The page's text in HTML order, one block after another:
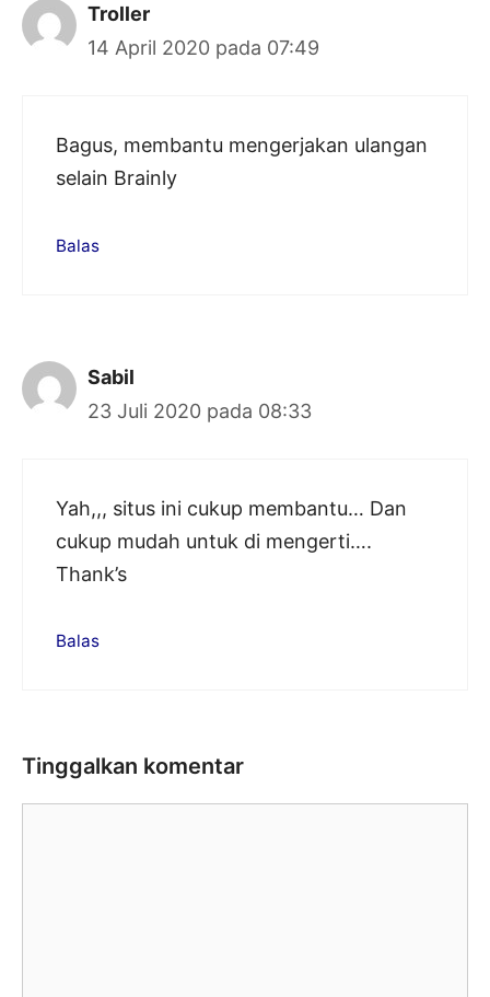
Troller
14 April 2020 pada 07:49
Bagus, membantu mengerjakan ulangan
selain Brainly
Balas
Sabil
23 Juli 2020 pada 08:33
Yah,,, situs ini cukup membantu… Dan
cukup mudah untuk di mengerti….
Thank’s
Balas
Tinggalkan komentar